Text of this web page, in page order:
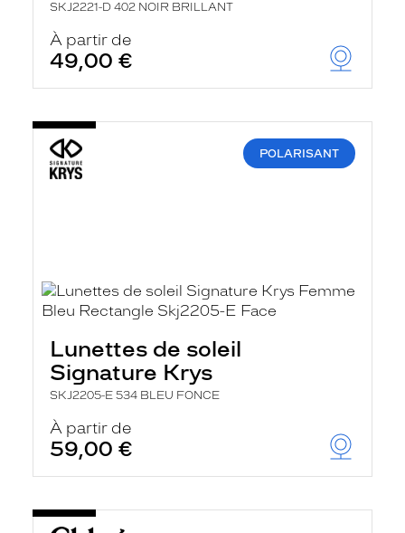
SKJ2221-D 402 NOIR BRILLANT
À partir de
49,00 €
POLARISANT
Lunettes de soleil
Signature Krys
SKJ2205-E 534 BLEU FONCE
À partir de
59,00 €